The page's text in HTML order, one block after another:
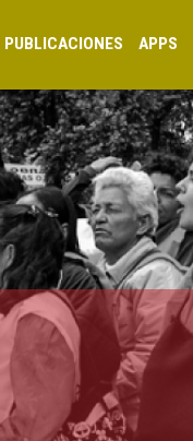
PUBLICACIONES APPS